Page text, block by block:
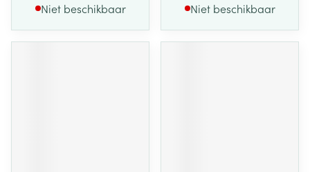
Niet beschikbaar Niet beschikbaar